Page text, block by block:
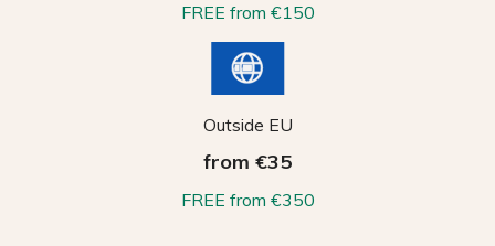
FREE from €150
Outside EU
from €35
FREE from €350